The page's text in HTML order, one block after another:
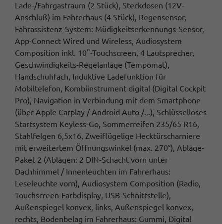
Lade-/Fahrgastraum (2 Stück), Steckdosen (12V-
Anschluß) im Fahrerhaus (4 Stück), Regensensor,
Fahrassistenz-System: Müdigkeitserkennungs-Sensor,
App-Connect Wired und Wireless, Audiosystem
Composition inkl. 10"-Touchscreen, 4 Lautsprecher,
Geschwindigkeits-Regelanlage (Tempomat),
Handschuhfach, Induktive Ladefunktion für
Mobiltelefon, Kombiinstrument digital (Digital Cockpit
Pro), Navigation in Verbindung mit dem Smartphone
(über Apple Carplay / Android Auto /...), Schlüsselloses
Startsystem Keyless-Go, Sommerreifen 235/65 R16,
Stahlfelgen 6,5x16, Zweiflügelige Hecktürscharniere
mit erweitertem Öffnungswinkel (max. 270°), Ablage-
Paket 2 (Ablagen: 2 DIN-Schacht vorn unter
Dachhimmel / Innenleuchten im Fahrerhaus:
Leseleuchte vorn), Audiosystem Composition (Radio,
Touchscreen-Farbdisplay, USB-Schnittstelle),
Außenspiegel konvex, links, Außenspiegel konvex,
rechts, Bodenbelag im Fahrerhaus: Gummi, Digital